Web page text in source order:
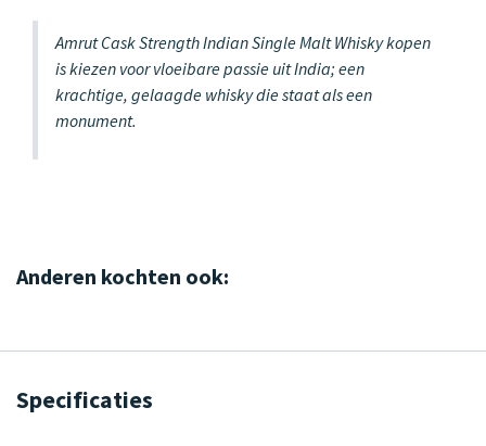
Amrut Cask Strength Indian Single Malt Whisky kopen
is kiezen voor vloeibare passie uit India; een
krachtige, gelaagde whisky die staat als een
monument.
Anderen kochten ook:
Specificaties